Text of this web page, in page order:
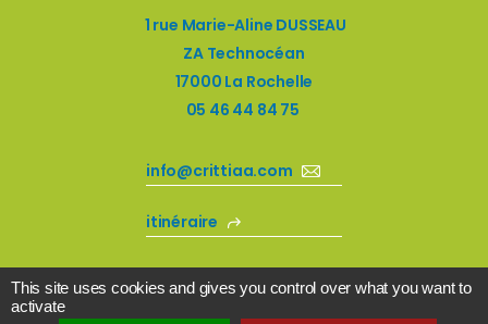
1 rue Marie-Aline DUSSEAU
ZA Technocéan
17000 La Rochelle
05 46 44 84 75
info@crittiaa.com
itinéraire
This site uses cookies and gives you control over what you want to
activate